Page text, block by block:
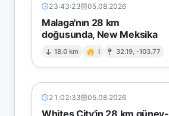
23:43:23 05.08.2026
Malaga'nın 28 km
doğusunda, New Meksika
18.0 km I 32.19, -103.77
21:02:33 05.08.2026
Whites City'in 28 km güney-